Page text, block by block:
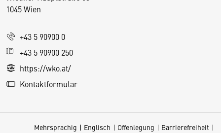
1045 Wien
+43 5 90900 0
+43 5 90900 250
https://wko.at/
Kontaktformular
Mehrsprachig Englisch Offenlegung Barrierefreiheit
s
e
S
e